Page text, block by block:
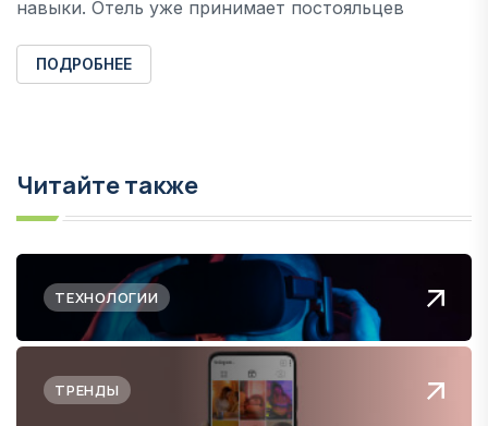
навыки. Отель уже принимает постояльцев
ПОДРОБНЕЕ
Читайте также
ТЕХНОЛОГИИ
ТРЕНДЫ